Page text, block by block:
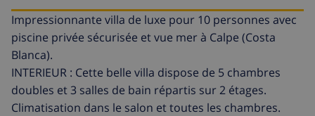
Impressionnante villa de luxe pour 10 personnes avec
piscine privée sécurisée et vue mer à Calpe (Costa
Blanca).
INTERIEUR : Cette belle villa dispose de 5 chambres
doubles et 3 salles de bain répartis sur 2 étages.
Climatisation dans le salon et toutes les chambres.